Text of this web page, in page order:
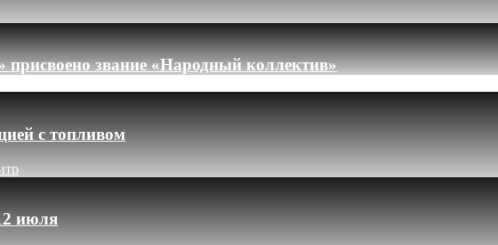
звание «Народный коллектив»
с топливом
июля